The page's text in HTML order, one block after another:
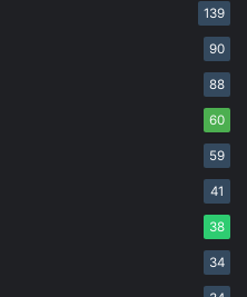
139
90
88
60
59
41
38
34